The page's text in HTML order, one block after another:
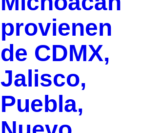
provienen
de CDMX,
Jalisco,
Puebla,